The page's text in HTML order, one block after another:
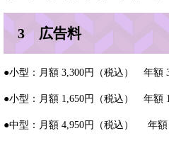
3 広告料
●小型：月額 3,300円（税込） 年額
●小型：月額 1,650円（税込） 年額
●中型：月額 4,950円（税込） 年額